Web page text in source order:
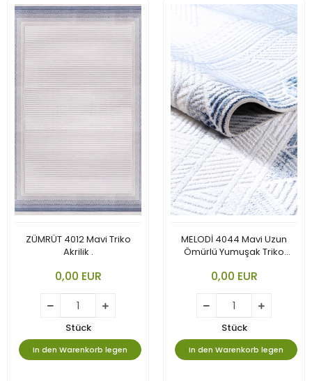
ZÜMRÜT 4012 Mavi Triko
Akrilik .
0,00 EUR
Stück
In den Warenkorb legen
MELODİ 4044 Mavi Uzun
Ömürlü Yumuşak Triko
0,00 EUR
Stück
In den Warenkorb legen